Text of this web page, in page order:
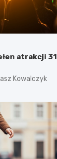
atrakcji 31
Kowalczyk